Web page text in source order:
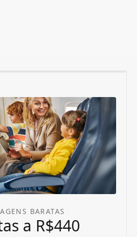
BARATAS
a R$440